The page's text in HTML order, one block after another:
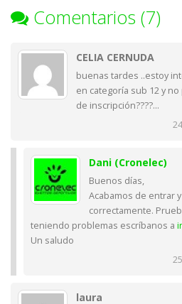
Comentarios (7)
CELIA CERNUDA
buenas tardes ..estoy
en categoría sub 12 y
de inscripción????…
Dani (Cronelec)
Buenos días,
Acabamos de entrar
correctamente.
teniendo problemas escríbanos a
Un saludo
laura